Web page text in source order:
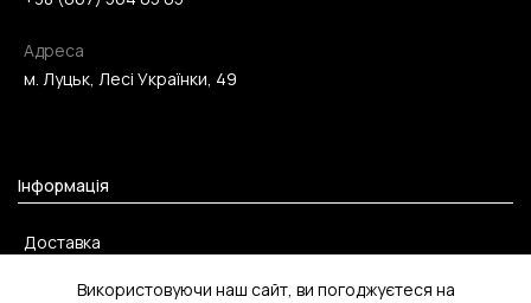
Адреса
м. Луцьк, Лесі Українки, 49
Інформація
Доставка
ОплатаВикористовуючи наш сайт, ви погоджуєтеся на